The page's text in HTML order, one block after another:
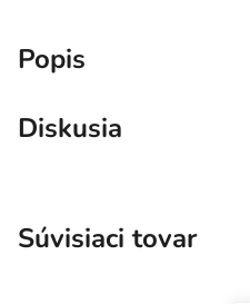
Popis
Diskusia
Súvisiaci tovar